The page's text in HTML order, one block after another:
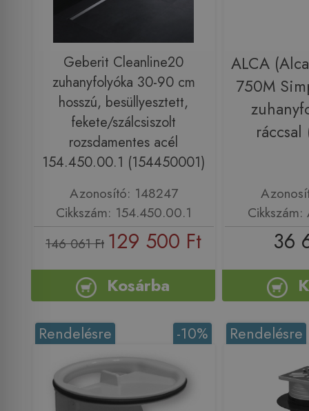
Geberit Cleanline20
zuhanyfolyóka 30-90 cm
hosszú, besüllyesztett,
fekete/szálcsiszolt
rozsdamentes acél
154.450.00.1 (154450001)
Azonosító: 148247
Cikkszám: 154.450.00.1
146 061 Ft 129 500 Ft
Kosárba
ALCA
750M
36
-10%
Rendelésre Rendelésre